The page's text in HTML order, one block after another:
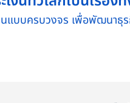
นแบบครบวงจร เพื่อพัฒนาธุ